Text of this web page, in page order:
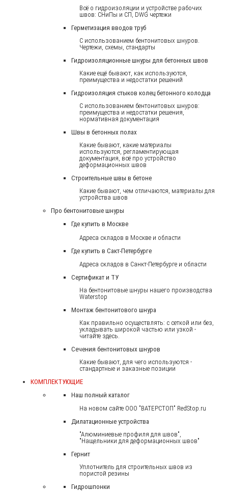
Всё о гидроизоляции и устройстве рабочих
швов: СНиПы и СП, DWG чертежи
Герметизация вводов труб
С использованием бентонитовых шнуров.
Чертежи, схемы, стандарты
Гидроизоляционные шнуры для бетонных швов
Какие ещё бывают, как используются,
преимущества и недостатки решений
Гидроизоляция стыков колец бетонного колодца
С использованием бентонитовых шнуров:
преимущества и недостатки решения,
нормативная документация
Швы в бетонных полах
Какие бывают, какие материалы
используются, регламентирующая
документация, всё про устройство
деформационных швов
Строительные швы в бетоне
Какие бывают, чем отличаются, материалы для
устройства швов
Про бентонитовые шнуры
Где купить в Москве
Адреса складов в Москве и области
Где купить в Сакт-Петербурге
Адреса складов в Санкт-Петербурге и области
Сертификат и ТУ
На бентонитовые шнуры нашего производства
Waterstop
Монтаж бентонитового шнура
Как правильно осуществлять: с сеткой или без,
укладывать широкой частью или узкой -
читайте здесь.
Сечения бентонитовых шнуров
Какие бывают, для чего используются -
стандартные и заказные позиции
КОМПЛЕКТУЮЩИЕ
Наш полный каталог
На новом сайте ООО "ВАТЕРСТОП" RedStop.ru
Дилатационные устройства
"Алюминиевые профиля для швов",
"Нащельники для деформационных швов"
Гернит
Уплотнитель для строительных швов из
пористой резины
Гидрошпонки